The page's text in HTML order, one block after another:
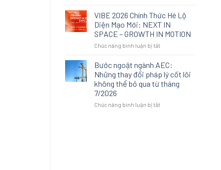
Cường
tái
định
nghĩa
trải
không
gian
tại
VIBE
còn
định
nghĩa
bởi
xa
“an
toàn”
trở
thành
tiêu
mới
một
không
sống
VIBE 2026 Chính Thức Hé Lộ
Diện Mạo Mới: NEXT IN
SPACE – GROWTH IN MOTION
Chức năng bình luận bị tắtở
2026
Chính
Thức
Hé
Diện
Bước ngoặt ngành AEC:
Những thay đổi pháp lý cốt lõi
không thể bỏ qua từ tháng
7/2026
Chức năng bình luận bị tắtở